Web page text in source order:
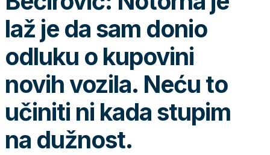
laž je da sam donio
odluku o kupovini
novih vozila. Neću to
učiniti ni kada stupim
na dužnost.